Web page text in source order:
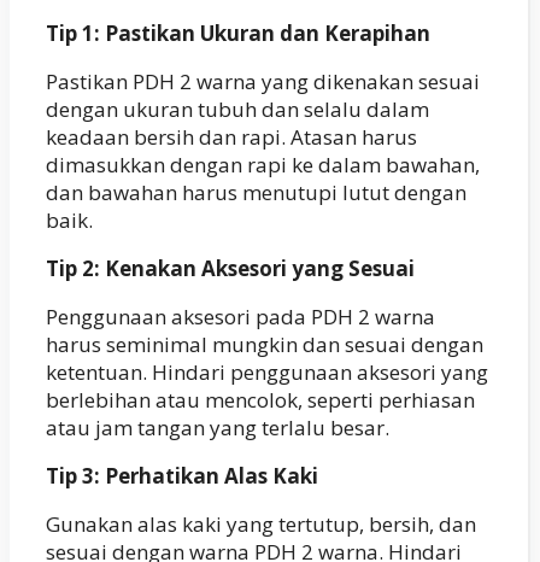
Tip 1: Pastikan Ukuran dan Kerapihan
Pastikan PDH 2 warna yang dikenakan sesuai
dengan ukuran tubuh dan selalu dalam
keadaan bersih dan rapi. Atasan harus
dimasukkan dengan rapi ke dalam bawahan,
dan bawahan harus menutupi lutut dengan
baik.
Tip 2: Kenakan Aksesori yang Sesuai
Penggunaan aksesori pada PDH 2 warna
harus seminimal mungkin dan sesuai dengan
ketentuan. Hindari penggunaan aksesori yang
berlebihan atau mencolok, seperti perhiasan
atau jam tangan yang terlalu besar.
Tip 3: Perhatikan Alas Kaki
Gunakan alas kaki yang tertutup, bersih, dan
sesuai dengan warna PDH 2 warna. Hindari